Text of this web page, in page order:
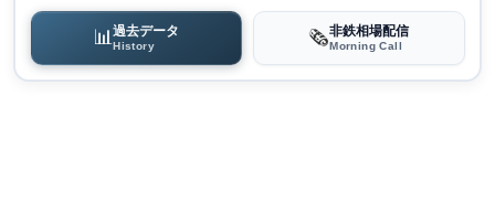
📊過去データ
History 🗞️非鉄相場配信
Morning Call